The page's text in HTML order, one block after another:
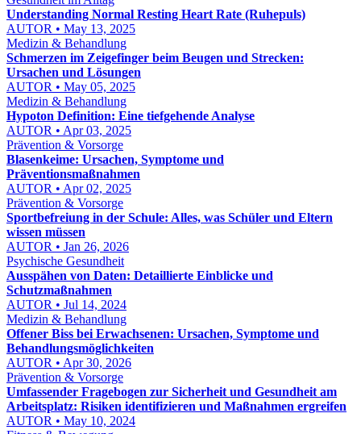
Understanding Normal Resting Heart Rate (Ruhepuls)
AUTOR • May 13, 2025
Medizin & Behandlung
Schmerzen im Zeigefinger beim Beugen und Strecken:
Ursachen und Lösungen
AUTOR • May 05, 2025
Medizin & Behandlung
Hypoton Definition: Eine tiefgehende Analyse
AUTOR • Apr 03, 2025
Prävention & Vorsorge
Blasenkeime: Ursachen, Symptome und
Präventionsmaßnahmen
AUTOR • Apr 02, 2025
Prävention & Vorsorge
Sportbefreiung in der Schule: Alles, was Schüler und Eltern
wissen müssen
AUTOR • Jan 26, 2026
Psychische Gesundheit
Ausspähen von Daten: Detaillierte Einblicke und
Schutzmaßnahmen
AUTOR • Jul 14, 2024
Medizin & Behandlung
Offener Biss bei Erwachsenen: Ursachen, Symptome und
Behandlungsmöglichkeiten
AUTOR • Apr 30, 2026
Prävention & Vorsorge
Umfassender Fragebogen zur Sicherheit und Gesundheit am
Arbeitsplatz: Risiken identifizieren und Maßnahmen ergreifen
AUTOR • May 10, 2024